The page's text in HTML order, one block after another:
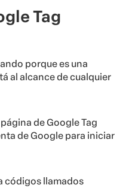
Tag
porque es una
al alcance de cualquier
de Google Tag
de Google para iniciar
códigos llamados